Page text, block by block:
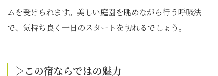
ムを受けられます。美しい庭園を眺めながら行う呼吸法
で、気持ち良く一日のスタートを切れるでしょう。
▷この宿ならではの魅力